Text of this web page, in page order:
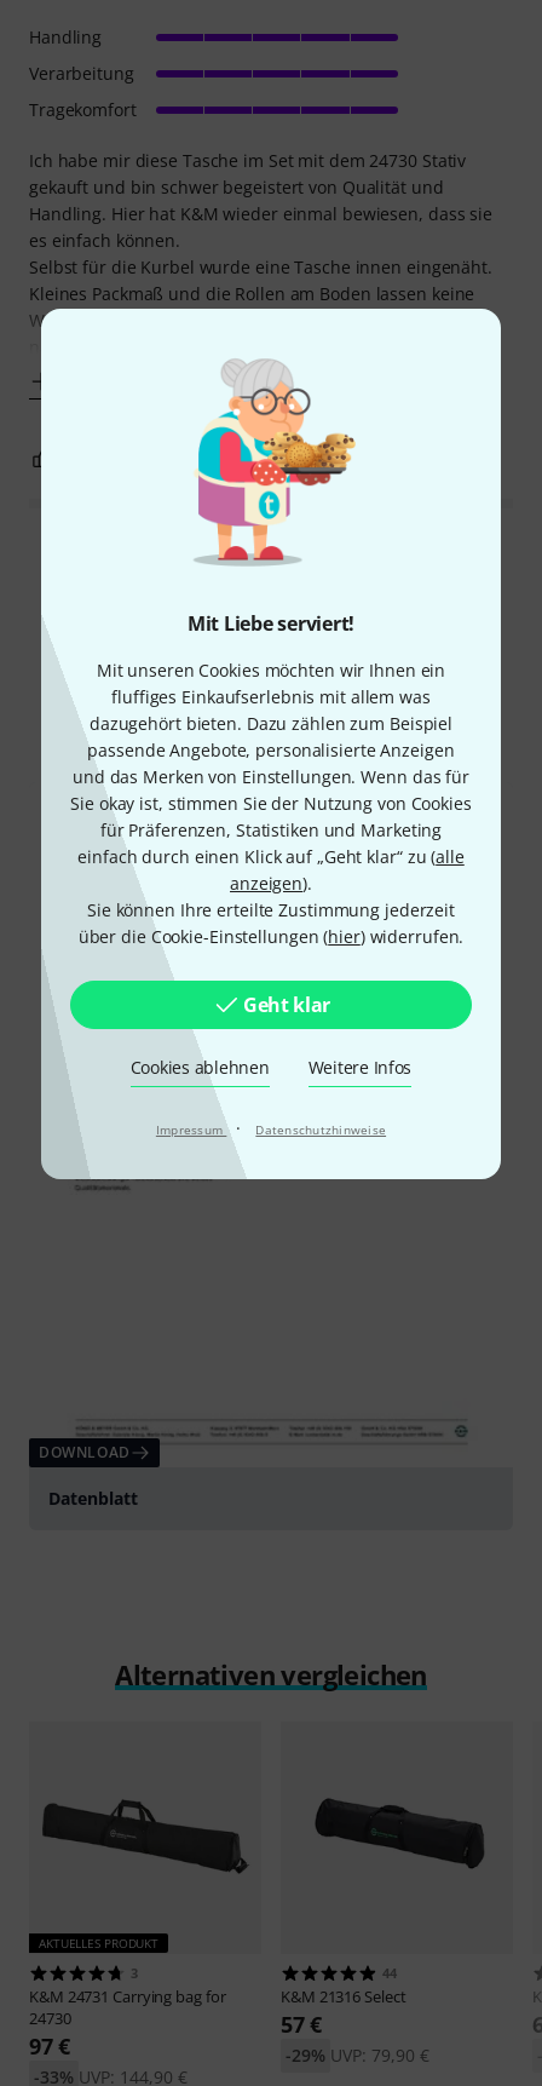
Mit Liebe serviert!
Mit unseren Cookies möchten wir Ihnen ein
fluffiges Einkaufserlebnis mit allem was
dazugehört bieten. Dazu zählen zum Beispiel
passende Angebote, personalisierte Anzeigen
und das Merken von Einstellungen. Wenn das für
Sie okay ist, stimmen Sie der Nutzung von Cookies
für Präferenzen, Statistiken und Marketing
einfach durch einen Klick auf „Geht klar“ zu (alle
anzeigen).
Sie können Ihre erteilte Zustimmung jederzeit
über die Cookie-Einstellungen (hier) widerrufen.
Geht klar
Cookies ablehnen Weitere Infos
Impressum · Datenschutzhinweise
Ich habe mir diese Tasche im Set mit dem 24730 Stativ
gekauft und bin schwer begeistert von Qualität und
Handling. Hier hat K&M wieder einmal bewiesen, dass sie
es einfach können.
Selbst für die Kurbel wurde eine Tasche innen eingenäht.
Kleines Packmaß und die Rollen am Boden lassen keine
Wünsche offen. Ich habe auch bezüglich des Preises lang
Handling
Verarbeitung
Tragekomfort
BEWERTUNG MELDEN
Alle Bewertungen lesen
Schon gewusst?
Alle Downloads
DOWNLOAD
Datenblatt
Alternativen vergleichen
AKTUELLES PRODUKT
3
K&M 24731 Carrying bag for
24730
97 €
UVP: 144,90 €
-33%
44
K&M 21316 Select
57 €
UVP: 79,90 €
-29%